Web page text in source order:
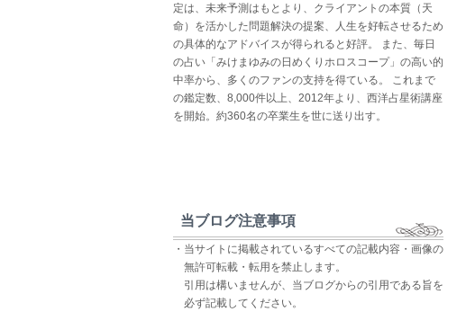
定は、未来予測はもとより、クライアントの本質（天
命）を活かした問題解決の提案、人生を好転させるため
の具体的なアドバイスが得られると好評。 また、毎日
の占い「みけまゆみの日めくりホロスコープ」の高い的
中率から、多くのファンの支持を得ている。 これまで
の鑑定数、8,000件以上、2012年より、西洋占星術講座
を開始。約360名の卒業生を世に送り出す。
当ブログ注意事項
・当サイトに掲載されているすべての記載内容・画像の
無許可転載・転用を禁止します。
引用は構いませんが、当ブログからの引用である旨を
必ず記載してください。